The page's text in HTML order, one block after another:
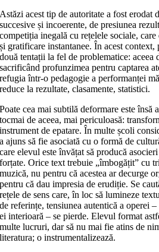
Astăzi acest tip de autoritate a fost erodat
succesive și incoerente, de presiunea
competiția inegală cu rețelele sociale,
și gratificare instantanee. În acest
două tentații la fel de problematice: aceea
sacrificând profunzimea pentru captarea
refugia într‑o pedagogie a performanței
reduce la rezultate, clasamente, statistici.
Poate cea mai subtilă deformare este însă
tocmai de aceea, mai periculoasă:
instrument de epatare. În multe școli
a ajuns să fie asociată cu o formă de
care elevul este învățat să producă
forțate. Orice text trebuie „îmbogățit” cu
muzică, nu pentru că acestea ar decurge
pentru că dau impresia de erudiție. Se
rețele de sens care, în loc să lumineze
de referințe, tensiunea autentică a operei
ei interioară – se pierde. Elevul format
multe lucruri, dar să nu mai fie atins de
literatura; o instrumentalizează.